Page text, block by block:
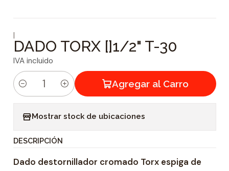
|
DADO TORX []1/2" T-30
IVA incluido
C
i
d
Agregar al Carro
Mostrar stock de ubicaciones
DESCRIPCIÓN
Dado destornillador cromado Torx espiga de